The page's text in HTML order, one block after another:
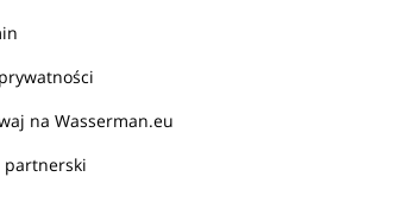
na Wasserman.eu
partnerski